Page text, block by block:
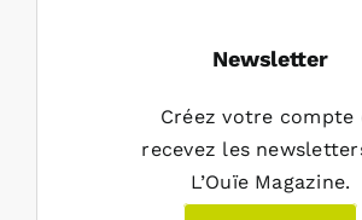
Newsletter
Créez votre compte
recevez les
L’Ouïe Magazine.